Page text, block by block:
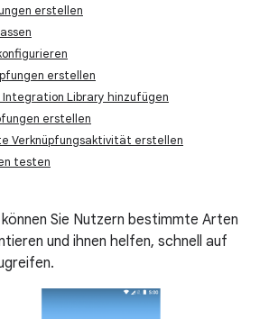
erstellen
erstellen
Library hinzufügen
erstellen
Verknüpfungsaktivität erstellen
testen
Sie Nutzern bestimmte Arten
und ihnen helfen, schnell auf